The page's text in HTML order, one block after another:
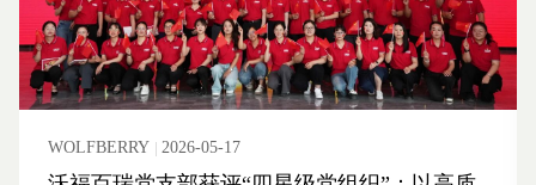
WOLFBERRY 2026-05-17